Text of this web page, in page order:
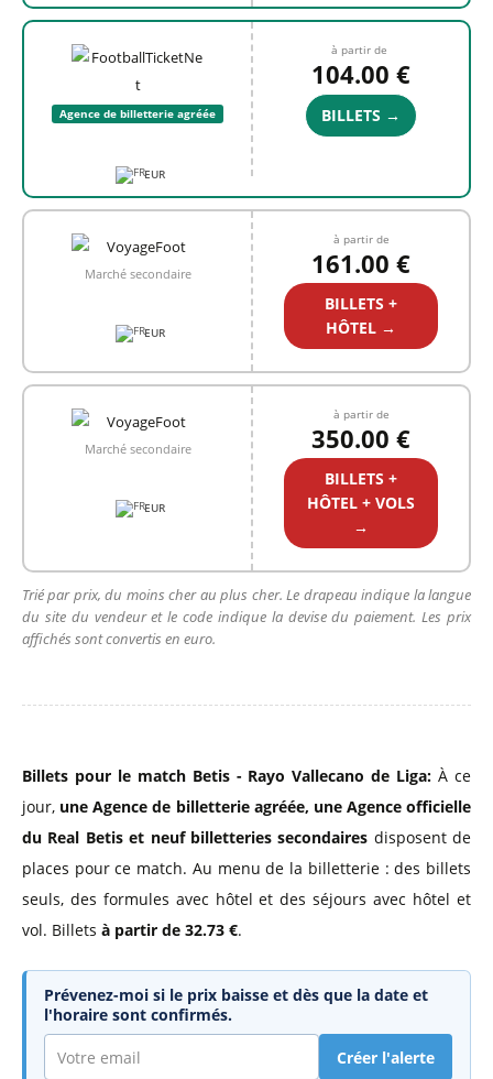
Agence de billetterie agréée
EUR
à partir de
104.00 €
BILLETS →
Marché secondaire
EUR
à partir de
161.00 €
BILLETS +
HÔTEL →
Marché secondaire
EUR
à partir de
350.00 €
BILLETS +
HÔTEL + VOLS
→
Trié par prix, du moins cher au plus cher. Le drapeau indique la langue
du site du vendeur et le code indique la devise du paiement. Les prix
affichés sont convertis en euro.
Billets pour le match Betis - Rayo Vallecano de Liga: À ce
jour, une Agence de billetterie agréée, une Agence officielle
du Real Betiset neuf billetteries secondaires disposent de
places pour ce match. Au menu de la billetterie : des billets
seuls, des formules avec hôtel et des séjours avec hôtel et
vol. Billets à partir de 32.73 €.
Prévenez-moi si le prix baisse et dès que la date et
l'horaire sont confirmés.
Créer l'alerte